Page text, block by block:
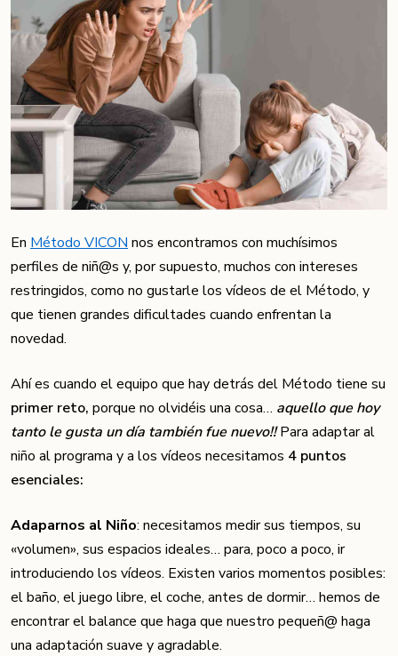
En Método VICON nos encontramos con muchísimos
perfiles de niñ@s y, por supuesto, muchos con intereses
restringidos, como no gustarle los vídeos de el Método, y
que tienen grandes dificultades cuando enfrentan la
novedad.
Ahí es cuando el equipo que hay detrás del Método tiene su
primer reto, porque no olvidéis una cosa… aquello que hoy
tanto le gusta un día también fue nuevo!!Para adaptar al
niño al programa y a los vídeos necesitamos 4 puntos
esenciales:
Adaparnos al Niño: necesitamos medir sus tiempos, su
«volumen», sus espacios ideales… para, poco a poco, ir
introduciendo los vídeos. Existen varios momentos posibles:
el baño, el juego libre, el coche, antes de dormir… hemos de
encontrar el balance que haga que nuestro pequeñ@ haga
una adaptación suave y agradable.